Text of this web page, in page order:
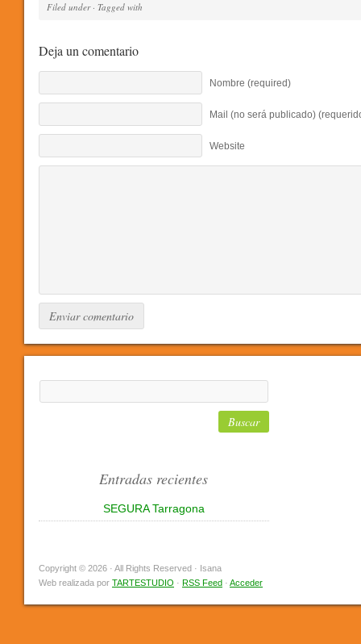
Filed under · Tagged with
Deja un comentario
Nombre (required)
Mail (no será publicado)
Website
Entradas recientes
SEGURA Tarragona
Copyright © 2026 · All Rights Reserved · Isana
Web realizada por TARTESTUDIO · RSS Feed · Acceder